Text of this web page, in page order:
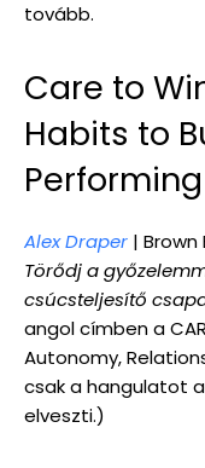
tovább.
Care to
Habits to
Alex Draper | Brown
Törődj a
csúcsteljesítő
angol címben a
Autonomy,
csak a hangulatot
elveszti.)